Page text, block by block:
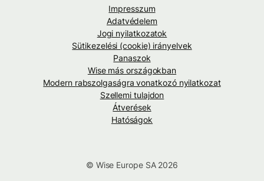
Impresszum
Adatvédelem
Jogi nyilatkozatok
Sütikezelési (cookie) irányelvek
Panaszok
Wise más országokban
Modern rabszolgaságra vonatkozó nyilatkozat
Szellemi tulajdon
Átverések
Hatóságok
© Wise Europe SA 2026